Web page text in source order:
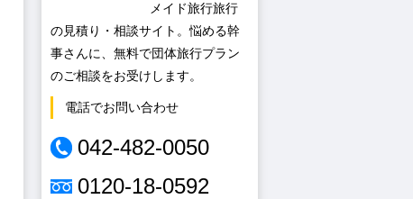
メイド旅行旅行
の見積り・相談サイト。悩める幹
事さんに、無料で団体旅行プラン
のご相談をお受けします。
電話でお問い合わせ
042-482-0050
0120-18-0592